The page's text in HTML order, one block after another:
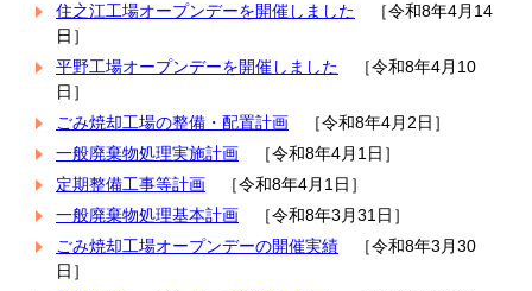
住之江工場オープンデーを開催しました ［令和8年4月14
日］
平野工場オープンデーを開催しました ［令和8年4月10
日］
ごみ焼却工場の整備・配置計画 ［令和8年4月2日］
一般廃棄物処理実施計画 ［令和8年4月1日］
定期整備工事等計画 ［令和8年4月1日］
一般廃棄物処理基本計画 ［令和8年3月31日］
ごみ焼却工場オープンデーの開催実績 ［令和8年3月30
日］